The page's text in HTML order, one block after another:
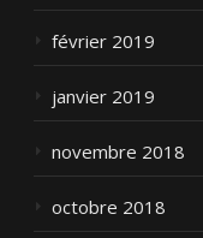
février 2019
janvier 2019
novembre 2018
octobre 2018